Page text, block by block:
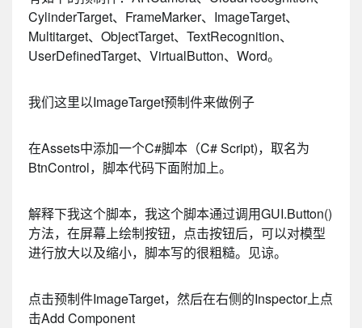
CylinderTarget、FrameMarker、ImageTarget、
Multitarget、ObjectTarget、TextRecognition、
UserDefinedTarget、VirtualButton、Word。
我们这里以ImageTarget预制件来做例子
在Assets中添加一个C#脚本（C# Script)，取名为
BtnControl，脚本代码下面附加上。
解释下我这个脚本，我这个脚本通过调用GUI.Button()
方法，在屏幕上绘制按钮，点击按钮后，可以对模型
进行放大以及缩小，脚本写的很粗糙。见谅。
点击预制件ImageTarget，然后在右侧的Inspector上点
击Add Component